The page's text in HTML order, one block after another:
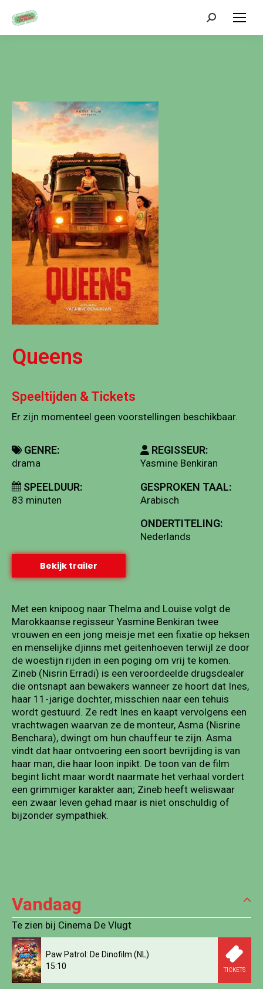
Zoeken:
Queens
Speeltijden & Tickets
Er zijn momenteel geen voorstellingen beschikbaar.
GENRE:
drama
SPEELDUUR:
83 minuten
REGISSEUR:
Yasmine Benkiran
GESPROKEN TAAL:
Arabisch
ONDERTITELING:
Nederlands
Bekijk trailer
Met een knipoog naar Thelma and Louise volgt de
Marokkaanse regisseur Yasmine Benkiran twee
vrouwen en een jong meisje met een fixatie op heksen
en menselijke djinns met geitenhoeven terwijl ze door
de woestijn rijden in een poging om vrij te komen.
Zineb (Nisrin Erradi) is een veroordeelde drugsdealer
die ontsnapt aan bewakers wanneer ze hoort dat Ines,
haar 11-jarige dochter, misschien naar een tehuis
wordt gestuurd. Ze redt Ines en kaapt vervolgens een
vrachtwagen waarvan ze de monteur, Asma (Nisrine
Benchara), dwingt om hun chauffeur te zijn. Asma
vindt dat haar ontvoering een soort bevrijding is van
haar man, die haar loon inpikt. De toon van de film
begint licht maar wordt naarmate het verhaal vordert
een grimmiger karakter aan; Zineb heeft weliswaar
een zwaar leven gehad maar is niet onschuldig of
bijzonder sympathiek.
Vandaag
Te zien bij Cinema De Vlugt
Paw Patrol: De Dinofilm (NL)
15:10
TICKETS